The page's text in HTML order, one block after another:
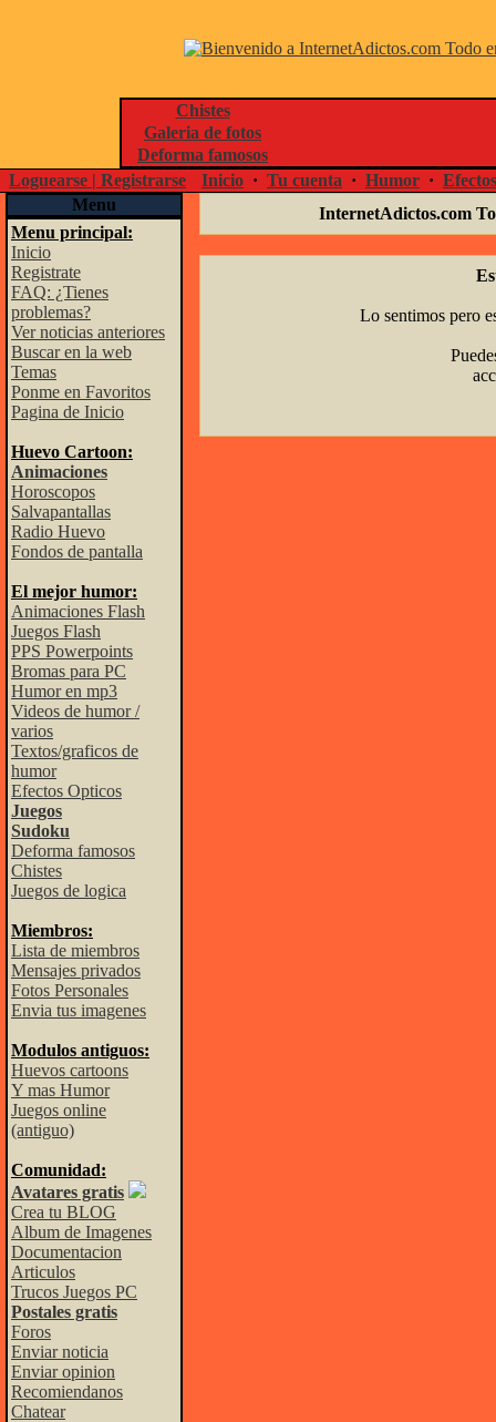
Chistes
Galeria de fotos
Deforma famosos
Loguearse | Registrarse
Inicio · Tu cuenta · Humor ·
Menu
Menu principal:
Inicio
Registrate
FAQ: ¿Tienes
problemas?
Ver noticias anteriores
Buscar en la web
Temas
Ponme en Favoritos
Pagina de Inicio
Huevo Cartoon:
Animaciones
Horoscopos
Salvapantallas
Radio Huevo
Fondos de pantalla
El mejor humor:
Animaciones Flash
Juegos Flash
PPS Powerpoints
Bromas para PC
Humor en mp3
Videos de humor /
varios
Textos/graficos de
humor
Efectos Opticos
Juegos
Sudoku
Deforma famosos
Chistes
Juegos de logica
Miembros:
Lista de miembros
Mensajes privados
Fotos Personales
Envia tus imagenes
Modulos antiguos:
Huevos cartoons
Y mas Humor
Juegos online
(antiguo)
Comunidad:
Avatares gratis
Crea tu BLOG
Album de Imagenes
Documentacion
Articulos
Trucos Juegos PC
Postales gratis
Foros
Enviar noticia
Enviar opinion
Recomiendanos
Chatear
InternetAdictos.com
Lo sentimos pero